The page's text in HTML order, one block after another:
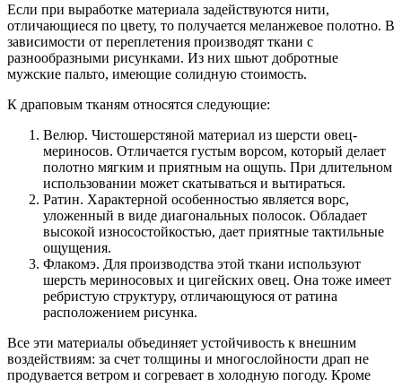
Если при выработке материала задействуются нити,
отличающиеся по цвету, то получается меланжевое полотно. В
зависимости от переплетения производят ткани с
разнообразными рисунками. Из них шьют добротные
мужские пальто, имеющие солидную стоимость.
К драповым тканям относятся следующие:
Велюр. Чистошерстяной материал из шерсти овец-
мериносов. Отличается густым ворсом, который делает
полотно мягким и приятным на ощупь. При длительном
использовании может скатываться и вытираться.
Ратин. Характерной особенностью является ворс,
уложенный в виде диагональных полосок. Обладает
высокой износостойкостью, дает приятные тактильные
ощущения.
Флакомэ. Для производства этой ткани используют
шерсть мериносовых и цигейских овец. Она тоже имеет
ребристую структуру, отличающуюся от ратина
расположением рисунка.
Все эти материалы объединяет устойчивость к внешним
воздействиям: за счет толщины и многослойности драп не
продувается ветром и согревает в холодную погоду. Кроме